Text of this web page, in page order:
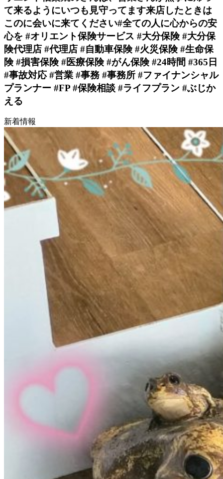
て来るようにいつも見守ってます来店したときは
このに会いに来てください#全ての人に心からの安
心を #オリエント保険サービス #大分保険 #大分保
険代理店 #代理店 #自動車保険 #火災保険 #生命保
険 #損害保険 #医療保険 #がん保険 #24時間 #365日
#事故対応 #営業 #事務 #事務所 #ファイナンシャル
プランナー #FP #保険相談 #ライフプラン #ぶじか
える
新着情報